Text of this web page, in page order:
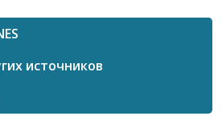
источников